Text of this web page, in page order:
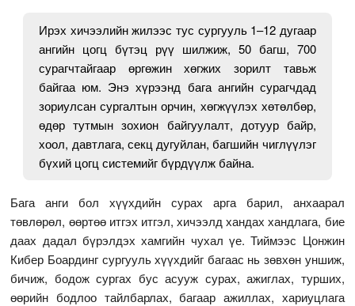
Ирэх хичээлийн жилээс тус сургууль 1–12 дугаар
ангийн цогц бүтэц рүү шилжиж, 50 багш, 700
сурагчтайгаар өргөжин хөгжих зорилт тавьж
байгаа юм. Энэ хүрээнд бага ангийн сурагчдад
зориулсан сургалтын орчин, хөгжүүлэх хөтөлбөр,
өдөр тутмын зохион байгуулалт, дотуур байр,
хоол, давтлага, секц дугуйлан, багшийн чиглүүлэг
бүхий цогц системийг бүрдүүлж байна.
Бага анги бол хүүхдийн сурах арга барил, анхаарал
төвлөрөл, өөртөө итгэх итгэл, хичээлд хандах хандлага, бие
даах дадал бүрэлдэх хамгийн чухал үе. Тиймээс Цонжин
Кибер Боардинг сургууль хүүхдийг багаас нь зөвхөн уншиж,
бичиж, бодож сургах бус асууж сурах, ажиглах, турших,
өөрийн бодлоо тайлбарлах, багаар ажиллах, хариуцлага